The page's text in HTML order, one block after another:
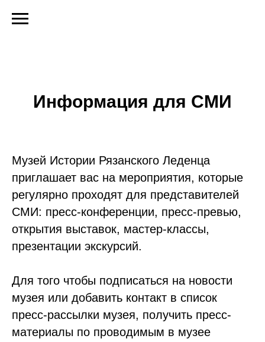
Информация для СМИ
Музей Истории Рязанского Леденца
приглашает вас на мероприятия, которые
регулярно проходят для представителей
СМИ: пресс-конференции, пресс-превью,
открытия выставок, мастер-классы,
презентации экскурсий.
Для того чтобы подписаться на новости
музея или добавить контакт в список
пресс-рассылки музея, получить пресс-
материалы по проводимым в музее